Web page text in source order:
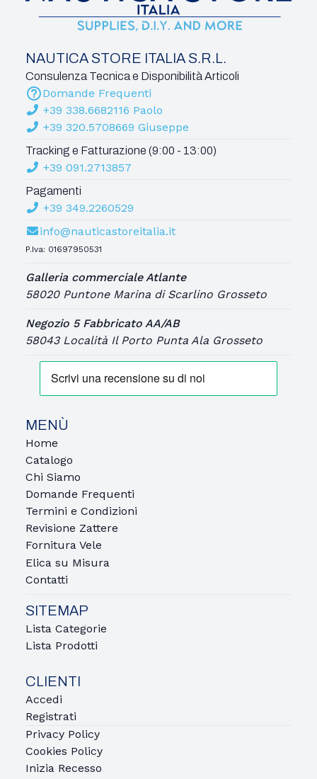
NAUTICA STORE ITALIA S.R.L.
Consulenza Tecnica e Disponibilità Articoli
Domande Frequenti
+39 338.6682116 Paolo
+39 320.5708669 Giuseppe
Tracking e Fatturazione (9:00 - 13:00)
+39 091.2713857
Pagamenti
+39 349.2260529
info@nauticastoreitalia.it
P.Iva: 01697950531
Galleria commerciale Atlante
58020 Puntone Marina di Scarlino Grosseto
Negozio 5 Fabbricato AA/AB
58043 Località Il Porto Punta Ala Grosseto
MENÙ
Home
Catalogo
Chi Siamo
Domande Frequenti
Termini e Condizioni
Revisione Zattere
Fornitura Vele
Elica su Misura
Contatti
SITEMAP
Lista Categorie
Lista Prodotti
CLIENTI
Accedi
Registrati
Privacy Policy
Cookies Policy
Inizia Recesso